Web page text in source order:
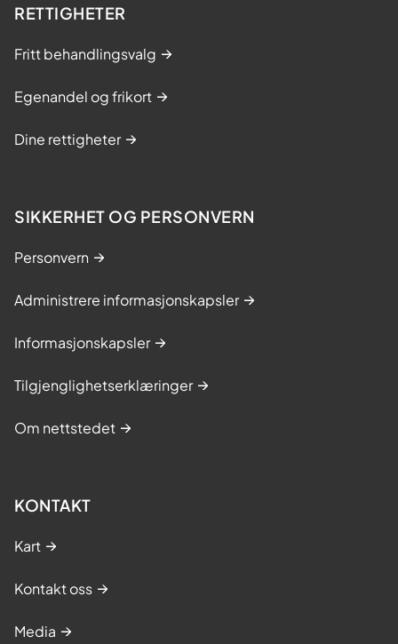
RETTIGHETER
Fritt behandlingsvalg
Egenandel og frikort
Dine rettigheter
SIKKERHET OG PERSONVERN
Personvern
Administrere informasjonskapsler
Informasjonskapsler
Tilgjenglighetserklæringer
Om nettstedet
KONTAKT
Kart
Kontakt oss
Media